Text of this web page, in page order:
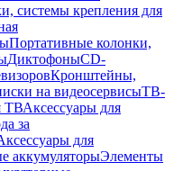
системы крепления для
Портативные колонки,
ДиктофоныCD-
Кронштейны,
на видеосервисыТВ-
ТВАксессуары для
за
для
аккумуляторыЭлементы